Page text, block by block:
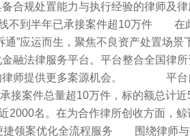
备合规处置能力与执行经验的律师
线不到半年已承接案件超10万件 在
”应运而生，聚焦不良资产处置场景
融法律服务平台。平台整合全国律
律师提供更多案源机会。 平台
接案件总量超10万件，标的额总计
2000名。在为合作律所创收方面，
案优化全流程服务 围绕律师与